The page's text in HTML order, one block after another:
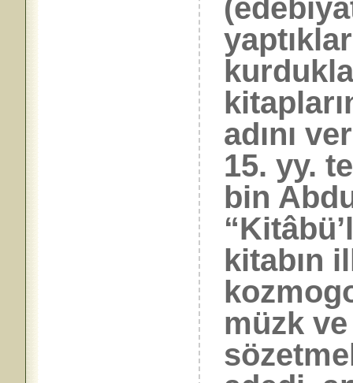
adını
15. yy.
bin
kitabın
müzk